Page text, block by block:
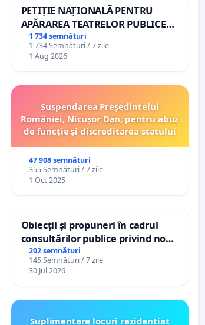
PETIȚIE NAȚIONALĂ PENTRU
APĂRAREA TEATRELOR PUBLICE
DE REPERTORIU DIN ROMÂNIA
1 734 semnături
1 734 Semnături / 7 zile
1 Aug 2026
Suspendarea Președintelui
României, Nicușor Dan, pentru abuz
de funcție și discreditarea statului
47 908 semnături
355 Semnături / 7 zile
1 Oct 2025
Obiecții și propuneri în cadrul
consultărilor publice privind noul
Plan Urbanistic General (PUG)
Ialoveni
202 semnături
145 Semnături / 7 zile
30 Jul 2026
Suplimentare locuri rezidențiat